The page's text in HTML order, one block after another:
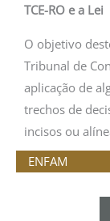
TCE-RO e a Lei
O objetivo
Tribunal de
aplicação de
trechos de
incisos ou
ENFAM